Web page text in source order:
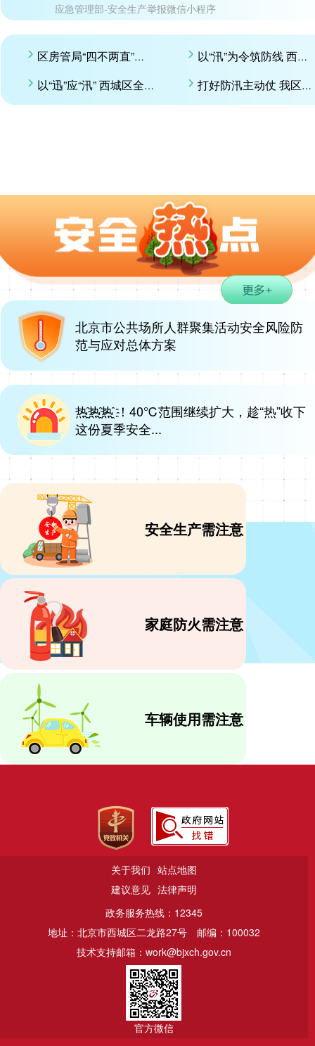
应急管理部-安全生产举报微信小程序
区房管局“四不两直”检查房屋防汛工作
以“汛”为令筑防线 西城区齐心构筑防汛“安全堤”
以“迅”应“汛” 西城区全力筑牢防汛安全屏障
打好防汛主动仗 我区全力以赴做好强降雨防范应对工作
北京市公共场所人群聚集活动安全风险防
范与应对总体方案
热҈热҈热҈ ！40℃范围继续扩大，趁“热”收下
这份夏季安全...
安全生产需注意
家庭防火需注意
车辆使用需注意
关于我们 站点地图
建议意见 法律声明
政务服务热线：12345
地址：北京市西城区二龙路27号
邮编：100032
技术支持邮箱：work@bjxch.gov.cn
官方微信